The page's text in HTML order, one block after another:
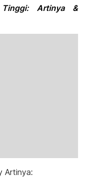
Tinggi: Artinya &
Artinya: